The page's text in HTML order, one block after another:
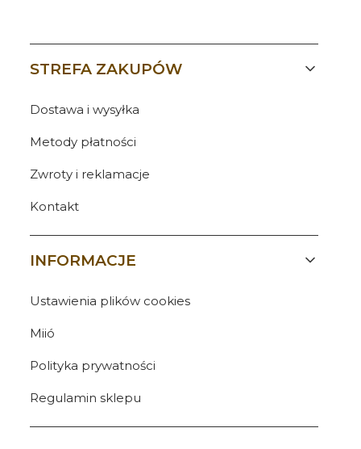
Linki w stopce
STREFA ZAKUPÓW
Dostawa i wysyłka
Metody płatności
Zwroty i reklamacje
Kontakt
INFORMACJE
Ustawienia plików cookies
Miió
Polityka prywatności
Regulamin sklepu